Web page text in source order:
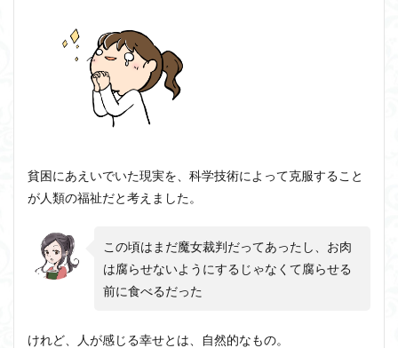
貧困にあえいでいた現実を、科学技術によって克服すること
が人類の福祉だと考えました。
この頃はまだ魔女裁判だってあったし、お肉
は腐らせないようにするじゃなくて腐らせる
前に食べるだった
けれど、人が感じる幸せとは、自然的なもの。